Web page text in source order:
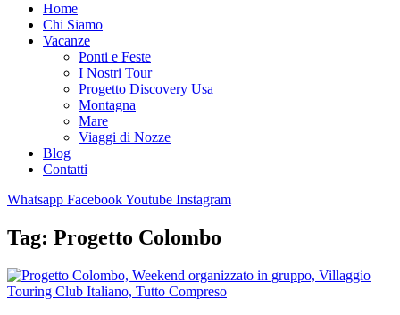
Home
Chi Siamo
Vacanze
Ponti e Feste
I Nostri Tour
Progetto Discovery Usa
Montagna
Mare
Viaggi di Nozze
Blog
Contatti
Whatsapp FacebookYoutube Instagram
Tag: Progetto Colombo